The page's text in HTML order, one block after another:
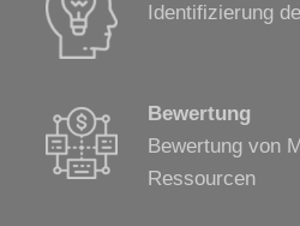
Identifizierung
Bewertung
Bewertung von
Ressourcen